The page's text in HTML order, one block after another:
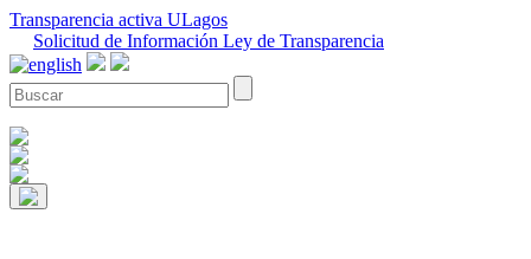
Transparencia activa ULagos
Solicitud de Información Ley de Transparencia